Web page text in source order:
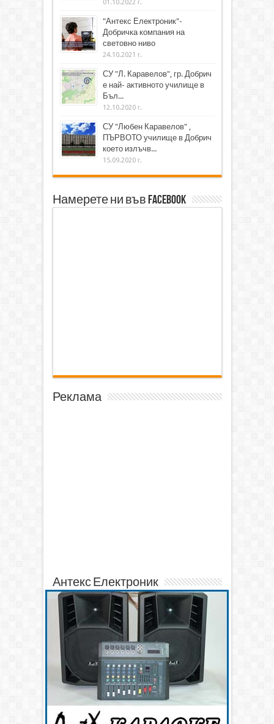
01.10.2022 г.
"Антекс Електроник"-
Добричка компания на
световно ниво
24.10.2021 г.
СУ "Л. Каравелов", гр. Добрич
е най- активното училище в
Бъл...
12.10.2020 г.
СУ "Любен Каравелов" ,
ПЪРВОТО училище в Добрич
което излъчв...
15.09.2020 г.
Намерете ни във Facebook
Реклама
Антекс Електроник